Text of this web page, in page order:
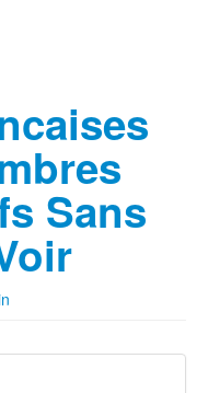
Sans